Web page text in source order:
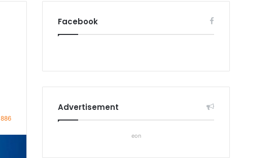
886
Facebook
Advertisement
eon